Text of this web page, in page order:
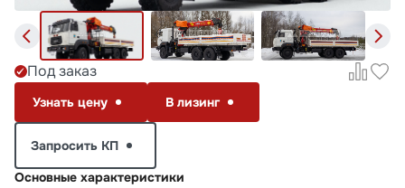
Под заказ
Узнать цену В лизинг
Запросить КП
Основные характеристики